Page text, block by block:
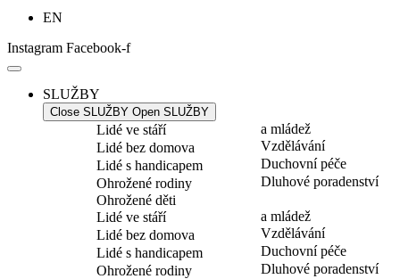
EN
Instagram Facebook-f
SLUŽBY
Close SLUŽBY Open SLUŽBY
Lidé ve stáří
Lidé bez domova
Lidé s handicapem
Ohrožené rodiny
Ohrožené děti
a mládež
Vzdělávání
Duchovní péče
Dluhové poradenství
Lidé ve stáří
Lidé bez domova
Lidé s handicapem
Ohrožené rodiny
a mládež
Vzdělávání
Duchovní péče
Dluhové poradenství